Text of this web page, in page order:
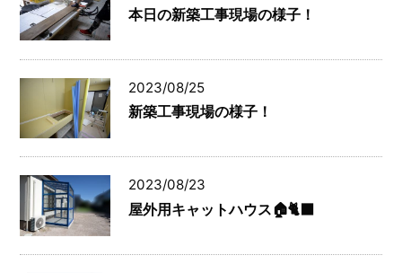
本日の新築工事現場の様子！
2023/08/25
新築工事現場の様子！
2023/08/23
屋外用キャットハウス🏠🐈‍⬛